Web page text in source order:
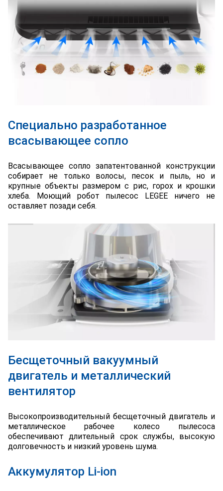
Специально разработанное
всасывающее сопло
Всасывающее сопло запатентованной конструкции
собирает не только волосы, песок и пыль, но и
крупные объекты размером с рис, горох и крошки
хлеба. Моющий робот пылесос LEGEE ничего не
оставляет позади себя.
Бесщеточный вакуумный
двигатель и металлический
вентилятор
Высокопроизводительный бесщеточный двигатель и
металлическое рабочее колесо пылесоса
обеспечивают длительный срок службы, высокую
долговечность и низкий уровень шума.
Аккумулятор Li-ion